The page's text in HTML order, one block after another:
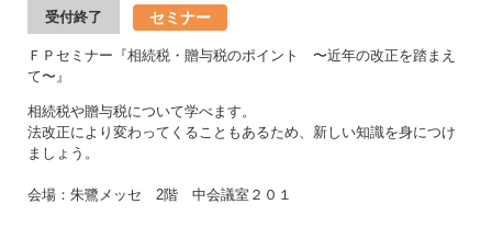
受付終了 セミナー
ＦＰセミナー『相続税・贈与税のポイント 〜近年の改正を踏まえ
て〜』
相続税や贈与税について学べます。
法改正により変わってくることもあるため、新しい知識を身につけ
ましょう。
会場：朱鷺メッセ 2階 中会議室２０１